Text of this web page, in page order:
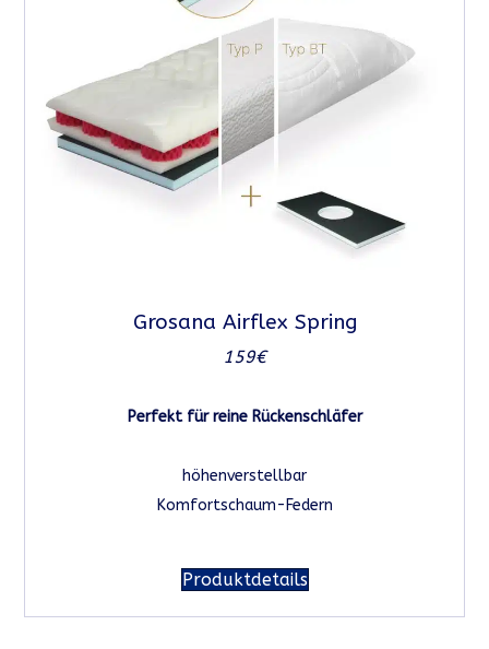
Grosana Airflex Spring
159€
Perfekt für reine Rückenschläfer
höhenverstellbar
Komfortschaum-Federn
Produktdetails